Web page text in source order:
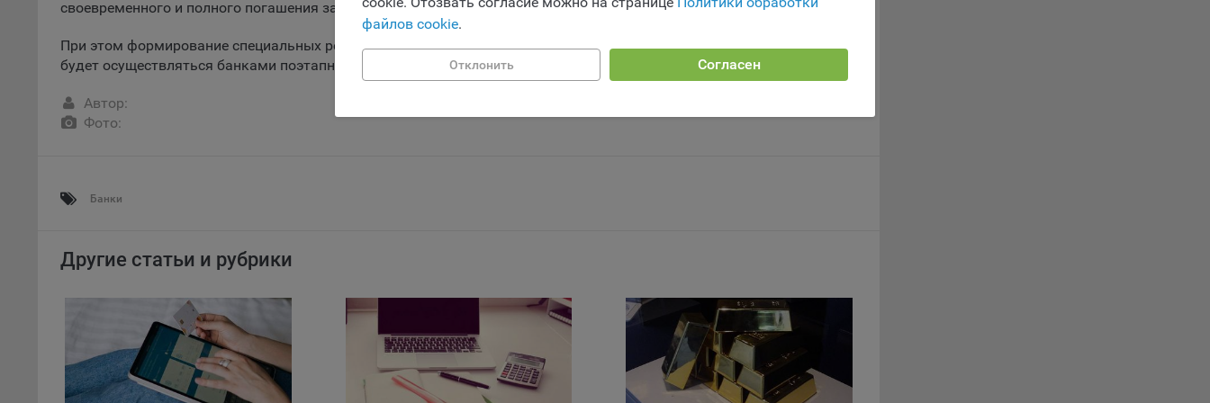
файлов cookie.
Согласен
Отклонить
Общество может использовать файлы cookie для рекламирования услуг
пользователям сайта «bankibel.by» на сторонних веб-сайтах. Например, если
рекламу Общества на некоторых сторонних веб-сайтах.
версии сайта, а также могут некорректно отображаться некоторые версии
страниц.
Помимо настроек файлов cookie на сайте субъекты персональных данных
могут принять или отклонить сбор всех или некоторых файлов cookie в
настройках своего браузера.
своевременного и полного погашения задолженности кредитополучателем.
При этом формирование специальных резервов по валютным кредитам, классифицированным во II группу риска,
будет осуществляться банками поэтапно с 1 июля 2017-го по 1 июля 2020-го.
Автор:
Фото:
Банки
Другие статьи и рубрики